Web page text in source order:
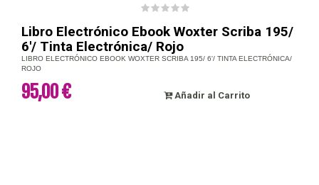
Libro Electrónico Ebook Woxter Scriba 195/
6'/ Tinta Electrónica/ Rojo
LIBRO ELECTRÓNICO EBOOK WOXTER SCRIBA 195/ 6'/ TINTA ELECTRÓNICA/
ROJO
95,00 € Añadir al Carrito